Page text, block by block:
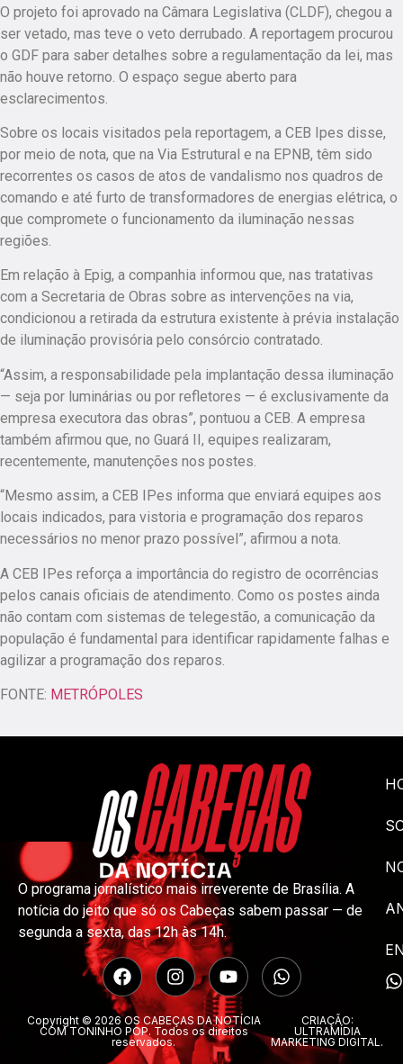
O projeto foi aprovado na Câmara Legislativa (CLDF), chegou a
ser vetado, mas teve o veto derrubado. A reportagem procurou
o GDF para saber detalhes sobre a regulamentação da lei, mas
não houve retorno. O espaço segue aberto para
esclarecimentos.
Sobre os locais visitados pela reportagem, a CEB Ipes disse,
por meio de nota, que na Via Estrutural e na EPNB, têm sido
recorrentes os casos de atos de vandalismo nos quadros de
comando e até furto de transformadores de energias elétrica, o
que compromete o funcionamento da iluminação nessas
regiões.
Em relação à Epig, a companhia informou que, nas tratativas
com a Secretaria de Obras sobre as intervenções na via,
condicionou a retirada da estrutura existente à prévia instalação
de iluminação provisória pelo consórcio contratado.
“Assim, a responsabilidade pela implantação dessa iluminação
— seja por luminárias ou por refletores — é exclusivamente da
empresa executora das obras”, pontuou a CEB. A empresa
também afirmou que, no Guará II, equipes realizaram,
recentemente, manutenções nos postes.
“Mesmo assim, a CEB IPes informa que enviará equipes aos
locais indicados, para vistoria e programação dos reparos
necessários no menor prazo possível”, afirmou a nota.
A CEB IPes reforça a importância do registro de ocorrências
pelos canais oficiais de atendimento. Como os postes ainda
não contam com sistemas de telegestão, a comunicação da
população é fundamental para identificar rapidamente falhas e
agilizar a programação dos reparos.
FONTE: METRÓPOLES
O programa jornalístico mais irreverente de Brasília. A
notícia do jeito que só os Cabeças sabem passar — de
segunda a sexta, das 12h às 14h.
Copyright © 2026 OS CABEÇAS DA NOTÍCIA
COM TONINHO POP. Todos os direitos
reservados.
CRIAÇÃO:
ULTRAMÍDIA
MARKETING DIGITAL.